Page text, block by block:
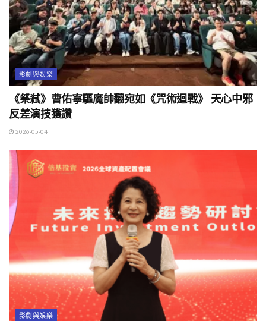
影劇與娛樂
《祭弒》曹佑寧驅魔帥翻宛如《咒術迴戰》 天心中邪
反差演技獲讚
2026-05-04
影劇與娛樂